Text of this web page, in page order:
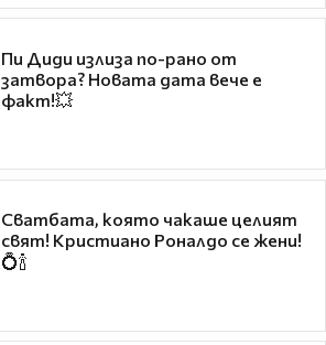
Пи Диди излиза по-рано от
затвора? Новата дата вече е
факт!💥
Сватбата, която чакаше целият
свят! Кристиано Роналдо се жени!
💍🍾